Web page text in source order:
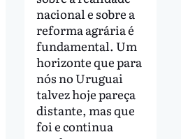
nacional e sobre a
reforma agrária é
fundamental. Um
horizonte que para
nós no Uruguai
talvez hoje pareça
distante, mas que
foi e continua